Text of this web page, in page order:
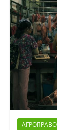
АГРОПРАВО